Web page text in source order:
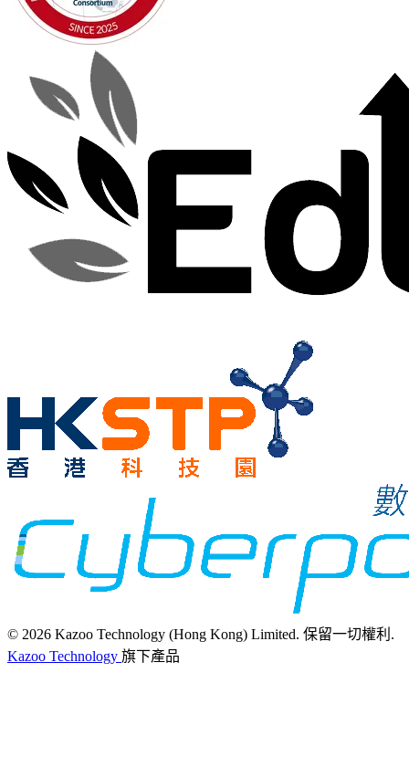
© 2026 Kazoo Technology (Hong Kong) Limited. 保留一切權利.
Kazoo Technology 旗下產品